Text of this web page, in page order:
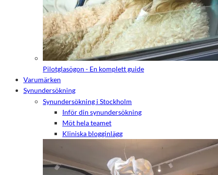
Pilotglasögon - En komplett guide
Varumärken
Synundersökning
Synundersökning i Stockholm
Inför din synundersökning
Möt hela teamet
Kliniska blogginlägg